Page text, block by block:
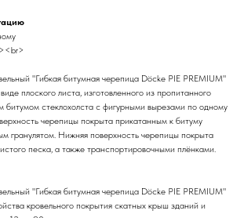
"Гибкая битумная черепица Döcke PIE PREMIUM"
плоского листа, изготовленного из пропитанного
стеклохолста с фигурными вырезами по одному
черепицы покрыта прикатанным к битуму
гранулятом. Нижняя поверхность черепицы покрыта
песка, а также транспортировочными плёнками.
"Гибкая битумная черепица Döcke PIE PREMIUM"
кровельного покрытия скатных крыш зданий и